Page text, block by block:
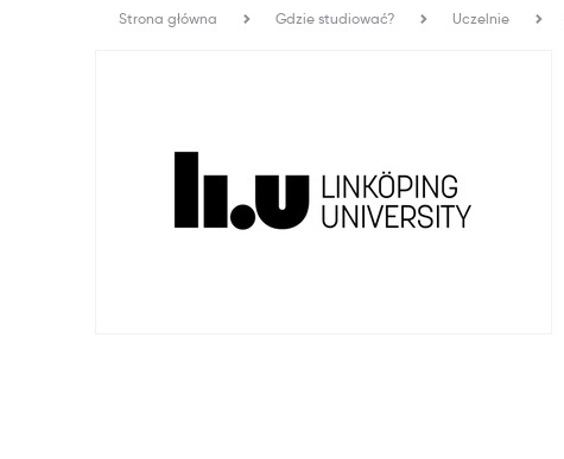
Strona główna Gdzie studiować? Uczelnie